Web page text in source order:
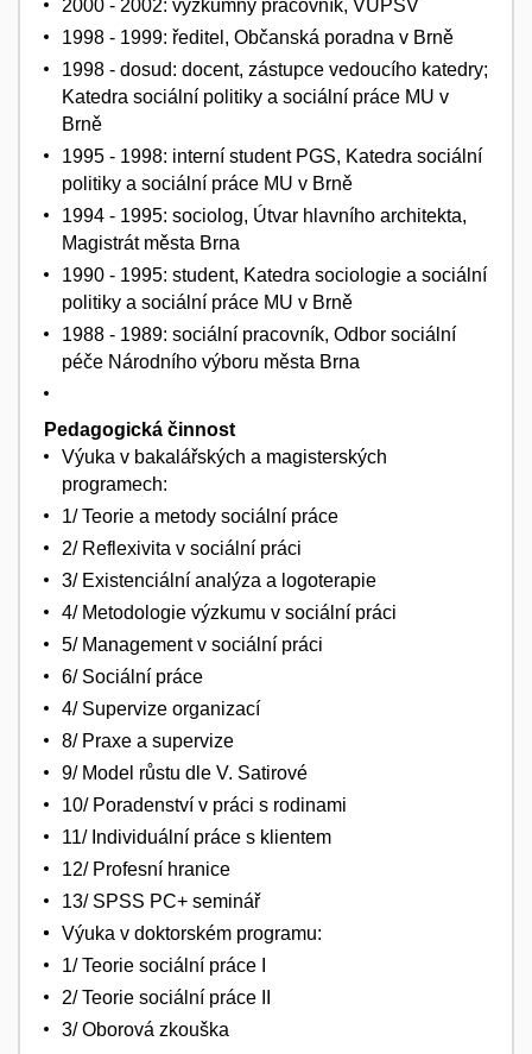
2000 - 2002: výzkumný pracovník, VÚPSV
1998 - 1999: ředitel, Občanská poradna v Brně
1998 - dosud: docent, zástupce vedoucího katedry;
Katedra sociální politiky a sociální práce MU v
Brně
1995 - 1998: interní student PGS, Katedra sociální
politiky a sociální práce MU v Brně
1994 - 1995: sociolog, Útvar hlavního architekta,
Magistrát města Brna
1990 - 1995: student, Katedra sociologie a sociální
politiky a sociální práce MU v Brně
1988 - 1989: sociální pracovník, Odbor sociální
péče Národního výboru města Brna
Pedagogická činnost
Výuka v bakalářských a magisterských
programech:
1/ Teorie a metody sociální práce
2/ Reflexivita v sociální práci
3/ Existenciální analýza a logoterapie
4/ Metodologie výzkumu v sociální práci
5/ Management v sociální práci
6/ Sociální práce
4/ Supervize organizací
8/ Praxe a supervize
9/ Model růstu dle V. Satirové
10/ Poradenství v práci s rodinami
11/ Individuální práce s klientem
12/ Profesní hranice
13/ SPSS PC+ seminář
Výuka v doktorském programu:
1/ Teorie sociální práce I
2/ Teorie sociální práce II
3/ Oborová zkouška